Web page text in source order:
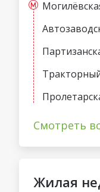
Смотреть
Жилая